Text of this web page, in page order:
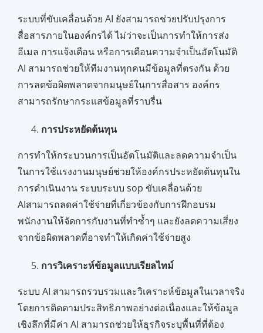
ระบบที่ขับเคลื่อนด้วย AI ยังสามารถช่วยปรับปรุงการ
สื่อสารภายในองค์กรได้ ไม่ว่าจะเป็นการทำให้การส่ง
อีเมล การแจ้งเตือน หรือการเตือนความจำเป็นอัตโนมัติ
AI สามารถช่วยให้ทีมงานทุกคนมีข้อมูลที่ตรงกัน ด้วย
การลดข้อผิดพลาดจากมนุษย์ในการสื่อสาร องค์กร
สามารถรักษากระแสข้อมูลที่ราบรื่น
การประหยัดต้นทุน
การทำให้กระบวนการเป็นอัตโนมัติและลดความจำเป็น
ในการใช้แรงงานมนุษย์ช่วยให้องค์กรประหยัดต้นทุนใน
การดำเนินงาน ระบบระบบ sop ขับเคลื่อนด้วย
AIสามารถลดค่าใช้จ่ายที่เกี่ยวข้องกับการฝึกอบรม
พนักงานให้จัดการกับงานที่ทำซ้ำๆ และยังลดความเสี่ยง
จากข้อผิดพลาดที่อาจทำให้เกิดค่าใช้จ่ายสูง
การวิเคราะห์ข้อมูลแบบเรียลไทม์
ระบบ AI สามารถรวบรวมและวิเคราะห์ข้อมูลในเวลาจริง
โดยการติดตามประสิทธิภาพอย่างต่อเนื่องและให้ข้อมูล
เชิงลึกที่มีค่า AI สามารถช่วยให้ธุรกิจระบุพื้นที่ที่ต้อง